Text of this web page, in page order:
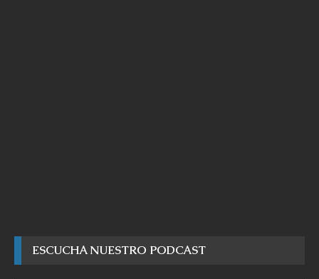
ESCUCHA NUESTRO PODCAST